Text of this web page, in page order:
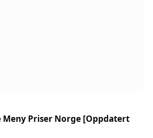
Meny Priser Norge [Oppdatert